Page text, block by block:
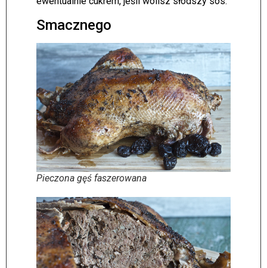
Smacznego
Pieczona gęś faszerowana